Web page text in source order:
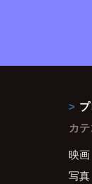
カ
映画
写真